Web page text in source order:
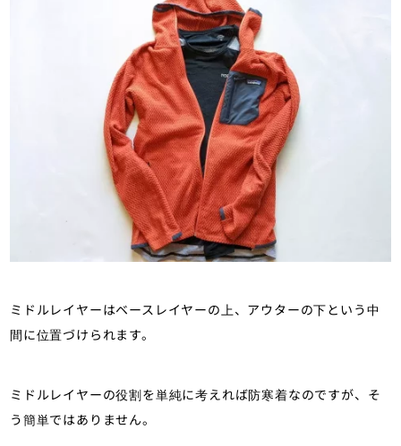
パタゴニア『R1デイリージャケット』
パタゴニア『ダウン・セーター』
マウンテンハードウェア『コアエアシェル
ウォームジャケット』
ミドルレイヤーはベースレイヤーの上、アウターの下という中
間に位置づけられます。
ミドルレイヤーの役割を単純に考えれば防寒着なのですが、そ
う簡単ではありません。